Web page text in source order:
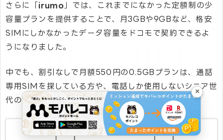
さらに「 irumo 」では、これまでになかった定額制の少
容量プランを提供することで、月3GBや9GBなど、格安
SIMにしかなかったデータ容量をドコモで契約できるよ
うになりました。
中でも、割引なしで月額550円の0.5GBプランは、通話
専用SIMを探している方や、電話しか使用しないシニア世
代の方にとって、画期的なプランです。
×